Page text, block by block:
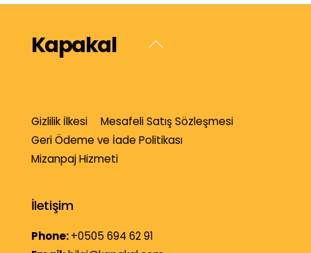
Back
Kapakal
Gizlilik İlkesi
Mesafeli Satış Sözleşmesi
Geri Ödeme ve İade Politikası
Mizanpaj Hizmeti
İletişim
Phone:+0505 694 62 91